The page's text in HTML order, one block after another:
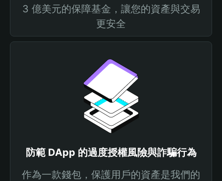
3 億美元的保障基金，讓您的資產與交易
更安全
防範 DApp 的過度授權風險與詐騙行為
作為一款錢包，保護用戶的資產是我們的